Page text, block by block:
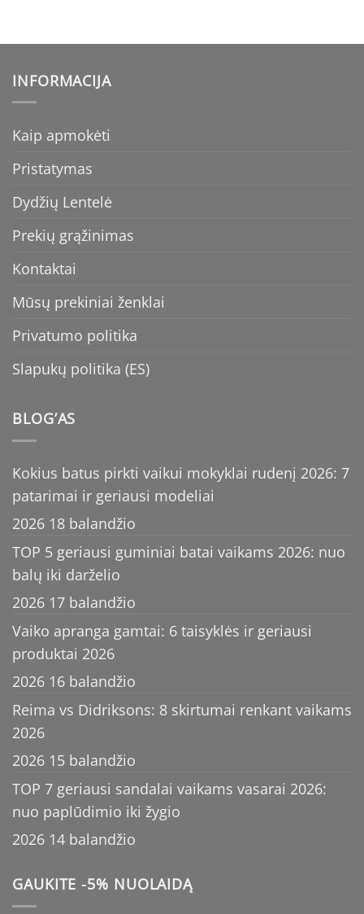
INFORMACIJA
Kaip apmokėti
Pristatymas
Dydžių Lentelė
Prekių grąžinimas
Kontaktai
Mūsų prekiniai ženklai
Privatumo politika
Slapukų politika (ES)
BLOG’AS
Kokius batus pirkti vaikui mokyklai rudenį 2026: 7
patarimai ir geriausi modeliai
2026 18 balandžio
TOP 5 geriausi guminiai batai vaikams 2026: nuo
balų iki darželio
2026 17 balandžio
Vaiko apranga gamtai: 6 taisyklės ir geriausi
produktai 2026
2026 16 balandžio
Reima vs Didriksons: 8 skirtumai renkant vaikams
2026
2026 15 balandžio
TOP 7 geriausi sandalai vaikams vasarai 2026:
nuo paplūdimio iki žygio
2026 14 balandžio
GAUKITE -5% NUOLAIDĄ